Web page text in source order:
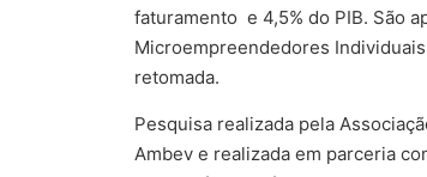
faturamento e 4,5% do PIB. São
Microempreendedores
retomada.
Pesquisa realizada pela
Ambev e realizada em parceria